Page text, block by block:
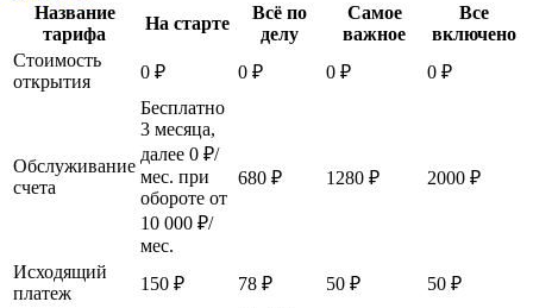
Название
тарифа
На старте
Всё по
делу
Самое
важное
Все
включено
Стоимость
открытия
0 ₽ 0 ₽ 0 ₽ 0 ₽
Обслуживание
счета
Бесплатно
3 месяца,
далее 0 ₽/
мес. при
обороте от
10 000 ₽/
мес.
680 ₽ 1280 ₽ 2000 ₽
Исходящий
платеж
150 ₽ 78 ₽ 50 ₽ 50 ₽